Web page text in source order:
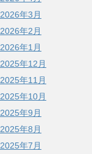
2026年3月
2026年2月
2026年1月
2025年12月
2025年11月
2025年10月
2025年9月
2025年8月
2025年7月